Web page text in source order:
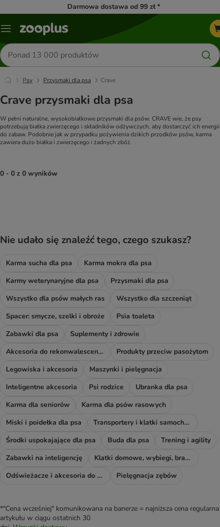
Darmowa dostawa od 99 zł *
Menu
Szukaj
produktów
Psy Przysmaki dla psa Crave
Crave przysmaki dla psa
W pełni naturalne, wysokobiałkowe przysmaki dla psów. CRAVE wie, że psy
potrzebują białka zwierzęcego i składników odżywczych, aby dostarczyć ich energii
do zabaw. Podobnie jak w przypadku pożywienia dzikich przodków psów, karma
zawiera dużo białka i zwierzęcego i żadnych zbóż.
0 - 0 z 0 wyników
Nie udało się znaleźć tego, czego szukasz?
Karma sucha dla psa
Karma mokra dla psa
Karmy weterynaryjne dla psa
Przysmaki dla psa
Wszystko dla psów małych ras
Wszystko dla szczeniąt
Spacer: smycze, szelki i obroże
Psia toaleta
Zabawki dla psa
Suplementy i zdrowie
Akcesoria do rekonwalescencji
Produkty przeciw pasożytom
Legowiska i akcesoria
Maszynki i pielęgnacja
Inteligentne akcesoria
Psi rodzice
Ubranka dla psa
Karma dla seniorów
Karma dla psów rasowych
Miski i poidełka dla psa
Transportery i klatki samochodowe
Środki uspokajające dla psa
Buda dla psa
Trening i agility
Zabawki na inteligencję
Klatki domowe, wybiegi, bramki i rampy
Odświeżacze i akcesoria do sprzątania
Pielęgnacja zębów
*"Cena wcześniej" komunikowana na banerze = najniższa cena regularna
artykułu w ciągu ostatnich 30